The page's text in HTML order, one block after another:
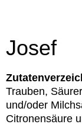
Josef
Trauben,
und/oder
Citronensäure